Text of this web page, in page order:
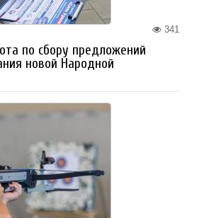
341
по сбору предложений
новой Народной